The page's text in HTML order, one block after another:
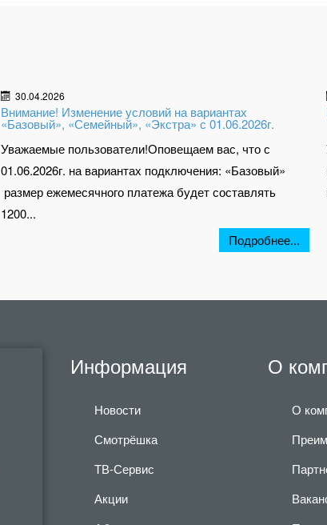
30.04.2026
Внимание! Изменение условий на вариантах
«Базовый», «Семейный», «Экстра» с 01.06.2026г.
Уважаемые пользователи!Оповещаем вас, что с
01.06.2026г. на вариантах подключения: «Базовый»
размер ежемесячного платежа будет составлять
1200...
Подробнее...
Информация
Новости
Смотрёшка
ТВ-Сервис
Акции
О
О